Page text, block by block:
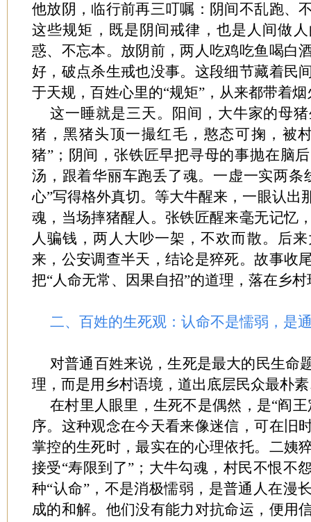
他放阴，临行前再三叮嘱：阴间不乱跑、
这些规矩，既是阴间戒律，也是人间做
惑、不忘本。放阴前，两人吃鸡吃鱼喝白
好，破点杀生戒也没事。这段细节藏着民
于天规，百姓心里的“规矩”，从来都带着烟
这一睡就是三天。阳间，大牛家的母
猪，黑猪头顶一撮红毛，憨态可掬，被
猪”；阴间，张铁匠早把寻母的事抛在脑
汤，跟着华丽车跑丢了魂。一虚一实两条
心”写得格外真切。等大牛醒来，一眼认出
魂，当场摔猪醒人。张铁匠醒来毫无记忆
人骗钱，两人大吵一架，不欢而散。后
来，公安调查半天，结论是猝死。故事收
把“人命无常、因果自招”的道理，落在乡
二、百姓的生死观：认命不是懦弱，是
对普通百姓来说，生死是最大的民生命
理，而是用乡村语境，道出底层民众最朴
在村里人眼里，生死不是偶然，是“阎
序。这种观念在今天看来像迷信，可在旧
掌控的生死时，最实在的心理依托。二姨
接受“寿限到了”；大牛勾魂，村民不恨不
种“认命”，不是消极懦弱，是普通人在漫
成的和解。他们没有能力对抗命运，便用